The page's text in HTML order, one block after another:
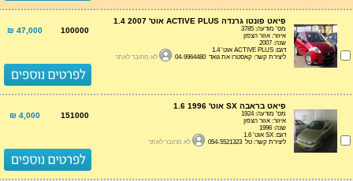
פיאט פונטו גרנדה ACTIVE PLUS אוט' 1.4 2007
מס' מודעה: 3785
איזור: אזור הצפון
שנה: 2007
דגם: ACTIVE PLUS אוט' 1.4
ליצירת קשר: קאסטרו את גואד 04-9964480
לא מחובר לאתר
100000
47,000 ₪
פיאט בראבה SX אוט' 1.6 1996
מס' מודעה: 1924
איזור: אזור הצפון
שנה: 1996
דגם: SX אוט' 1.6
ליצירת קשר: טל 054-5521323
לא מחובר לאתר
151000
4,000 ₪